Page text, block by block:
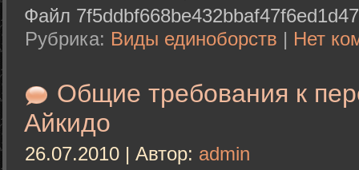
Файл
Рубрика: Виды единоборств | Нет
Общие требования к
Айкидо
26.07.2010 | Автор: admin